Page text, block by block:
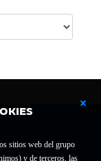
sitios web del grupo
y de terceros, las